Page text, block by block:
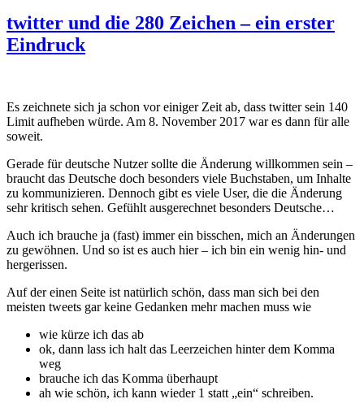
twitter und die 280 Zeichen – ein erster
Eindruck
Es zeichnete sich ja schon vor einiger Zeit ab, dass twitter sein 140
Limit aufheben würde. Am 8. November 2017 war es dann für alle
soweit.
Gerade für deutsche Nutzer sollte die Änderung willkommen sein –
braucht das Deutsche doch besonders viele Buchstaben, um Inhalte
zu kommunizieren. Dennoch gibt es viele User, die die Änderung
sehr kritisch sehen. Gefühlt ausgerechnet besonders Deutsche…
Auch ich brauche ja (fast) immer ein bisschen, mich an Änderungen
zu gewöhnen. Und so ist es auch hier – ich bin ein wenig hin- und
hergerissen.
Auf der einen Seite ist natürlich schön, dass man sich bei den
meisten tweets gar keine Gedanken mehr machen muss wie
wie kürze ich das ab
ok, dann lass ich halt das Leerzeichen hinter dem Komma
weg
brauche ich das Komma überhaupt
ah wie schön, ich kann wieder 1 statt „ein“ schreiben.